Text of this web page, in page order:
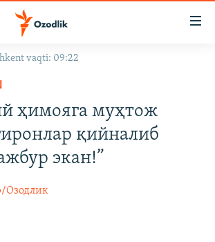
vaqti: 09:22
ҳимояга муҳтож
қийналиб
экан!”
Озодлик